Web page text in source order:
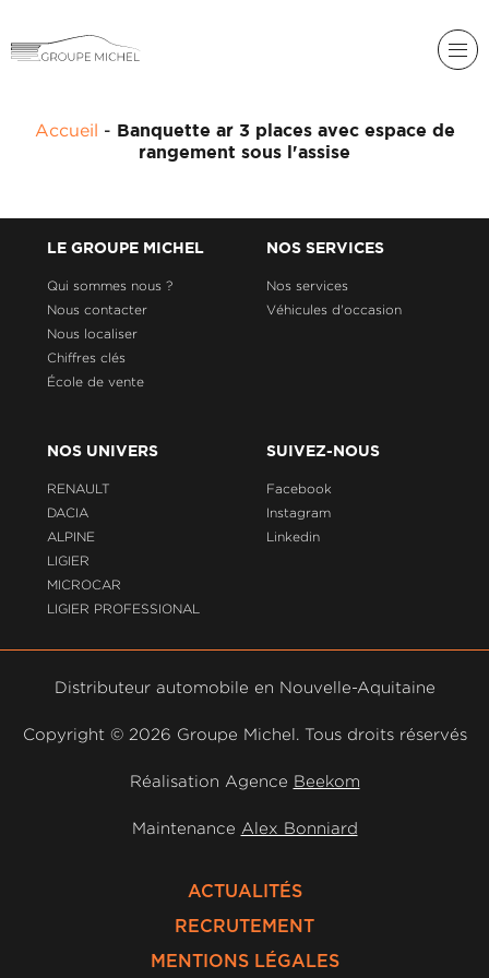
DACIA
LIGIER
PROFESSIONAL
MICHEL
HISTORIQUE
DU
MICHEL
Accueil - Banquette ar 3 places avec espace de
rangement sous l'assise
LE GROUPE MICHEL
Qui sommes nous ?
Nous contacter
Nous localiser
Chiffres clés
École de vente
NOS SERVICES
Nos services
Véhicules d'occasion
NOS UNIVERS
RENAULT
DACIA
ALPINE
LIGIER
MICROCAR
LIGIER PROFESSIONAL
SUIVEZ-NOUS
Facebook
Instagram
Linkedin
Distributeur automobile en Nouvelle-Aquitaine
Copyright © 2026 Groupe Michel. Tous droits réservés
Réalisation Agence Beekom
Maintenance Alex Bonniard
ACTUALITÉS
RECRUTEMENT
MENTIONS LÉGALES